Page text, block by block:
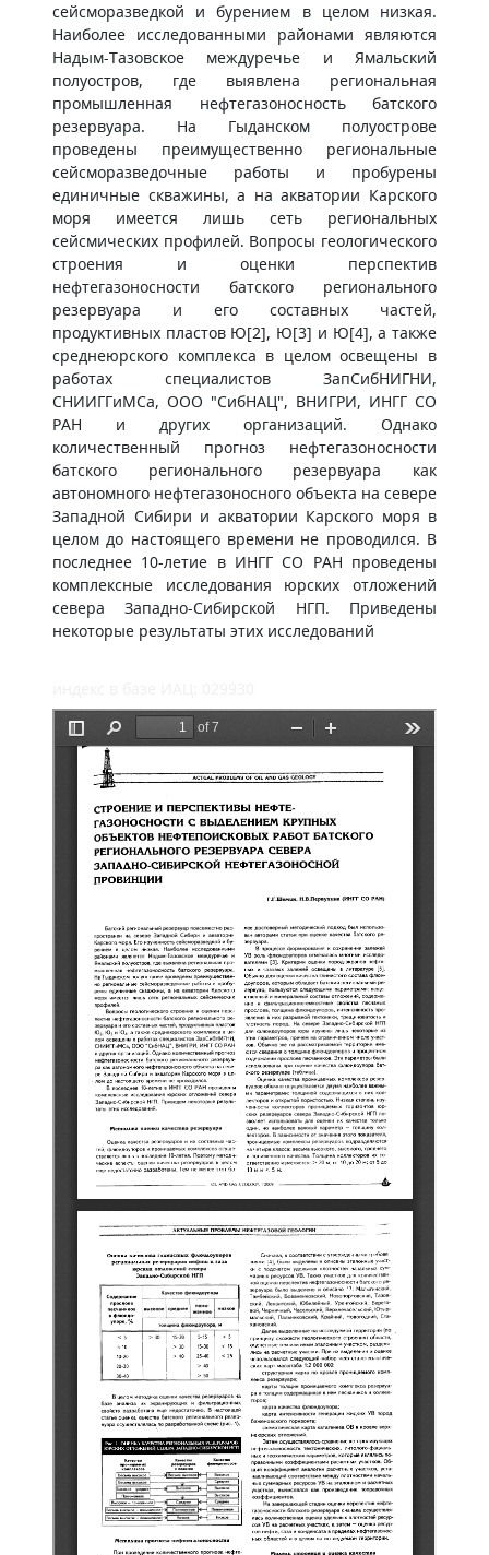
сейсморазведкой и бурением в целом низкая.
Наиболее исследованными районами являются
Надым-Тазовское междуречье и Ямальский
полуостров, где выявлена региональная
промышленная нефтегазоносность батского
резервуара. На Гыданском полуострове
проведены преимущественно региональные
сейсморазведочные работы и пробурены
единичные скважины, а на акватории Карского
моря имеется лишь сеть региональных
сейсмических профилей. Вопросы геологического
строения и оценки перспектив
нефтегазоносности батского регионального
резервуара и его составных частей,
продуктивных пластов Ю[2], Ю[3] и Ю[4], а также
среднеюрского комплекса в целом освещены в
работах специалистов ЗапСибНИГНИ,
СНИИГГиМСа, ООО "СибНАЦ", ВНИГРИ, ИНГГ СО
РАН и других организаций. Однако
количественный прогноз нефтегазоносности
батского регионального резервуара как
автономного нефтегазоносного объекта на севере
Западной Сибири и акватории Карского моря в
целом до настоящего времени не проводился. В
последнее 10-летие в ИНГГ СО РАН проведены
комплексные исследования юрских отложений
севера Западно-Сибирской НГП. Приведены
некоторые результаты этих исследований